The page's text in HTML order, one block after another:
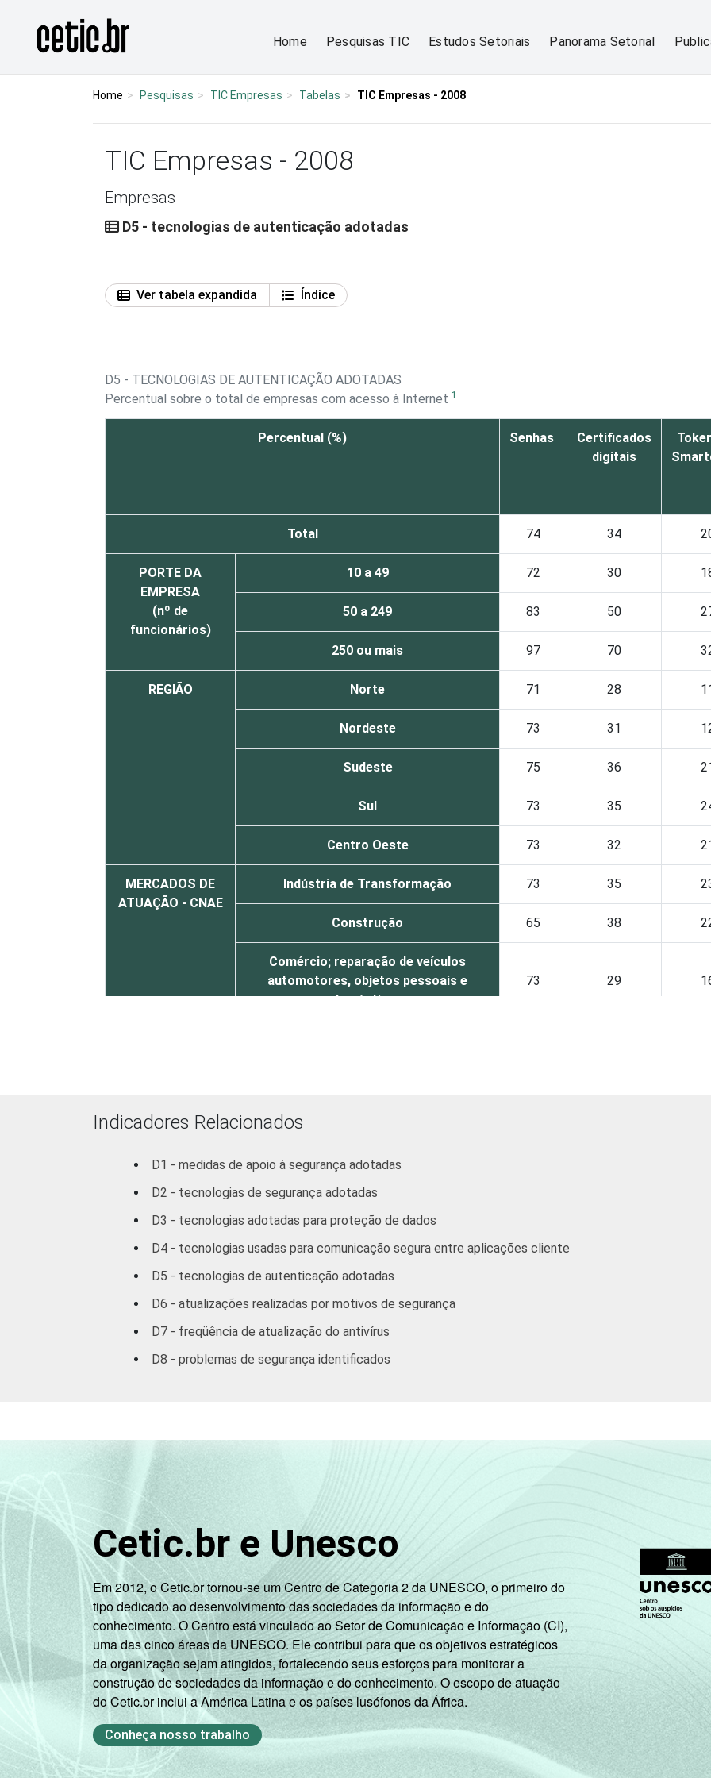
Página inicial
Home Pesquisas TIC Estudos Setoriais Panorama Setorial
Home Pesquisas TIC Empresas Tabelas TIC Empresas - 2008
TIC Empresas - 2008
Empresas
D5 - tecnologias de autenticação adotadas
Ver tabela expandida
Índice
D5 - TECNOLOGIAS DE AUTENTICAÇÃO ADOTADAS
Percentual sobre o total de empresas com acesso à Internet 1
Percentual (%) Senhas
Certificados
digitais
Total 74 34
PORTE DA
EMPRESA
(nº de
funcionários)
10 a 49 72 30
50 a 249 83 50
250 ou mais 97 70
REGIÃO Norte 71 28
Nordeste 73 31
Sudeste 75 36
Sul 73 35
Centro Oeste 73 32
MERCADOS DE
ATUAÇÃO - CNAE
Indústria de Transformação 73 35
Construção 65 38
Comércio; reparação de veículos
automotores, objetos pessoais e
domésticos
73 29
Outros serviços coletivos sociais e
pessoais
1
Base: 3.168 empresas com acesso à Internet, com 10 ou mais funcionários, que constituem os
I, K e a seção O sem os grupos 90 e 91. Respostas múltiplas e estimuladas referentes a outubro/
atividades associativas.
Veja a tabela deerros estatísticos aproximados
Indicadores Relacionados
D1 - medidas de apoio à segurança adotadas
D2 - tecnologias de segurança adotadas
D3 - tecnologias adotadas para proteção de dados
D4 - tecnologias usadas para comunicação segura entre aplicações cliente
D5 - tecnologias de autenticação adotadas
D6 - atualizações realizadas por motivos de segurança
D7 - freqüência de atualização do antivírus
D8 - problemas de segurança identificados
Cetic.br e Unesco
Em 2012, o Cetic.br tornou-se um Centro de Categoria 2 da UNESCO, o primeiro do
tipo dedicado ao desenvolvimento das sociedades da informação e do
conhecimento. O Centro está vinculado ao Setor de Comunicação e Informação (CI),
uma das cinco áreas da UNESCO. Ele contribui para que os objetivos estratégicos
da organização sejam atingidos, fortalecendo seus esforços para monitorar a
construção de sociedades da informação e do conhecimento. O escopo de atuação
do Cetic.br inclui a América Latina e os países lusófonos da África.
Conheça nosso trabalho